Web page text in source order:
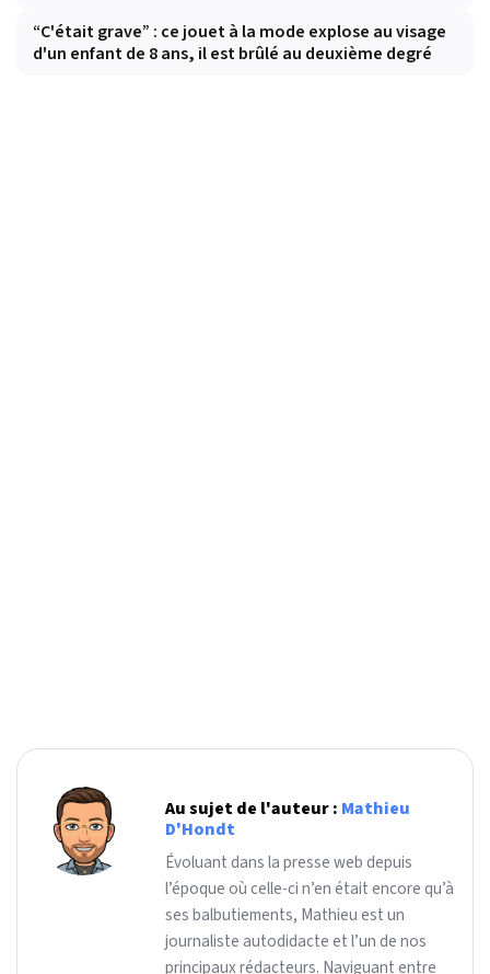
“C'était grave” : ce jouet à la mode explose au visage
d'un enfant de 8 ans, il est brûlé au deuxième degré
Au sujet de l'auteur : Mathieu
D'Hondt
Évoluant dans la presse web depuis
l’époque où celle-ci n’en était encore qu’à
ses balbutiements, Mathieu est un
journaliste autodidacte et l’un de nos
principaux rédacteurs. Naviguant entre